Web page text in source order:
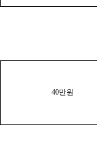
40만원